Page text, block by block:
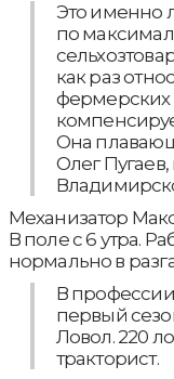
Это именно
по
как раз
фермерских
Она
Олег
Механизатор
В поле с 6 утра.
нормально в
В
первый
Ловол. 220
тракторист.